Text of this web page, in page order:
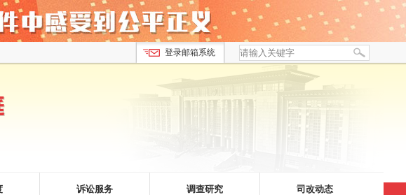
登录邮箱系统
诉讼服务 调查研究 司改动态